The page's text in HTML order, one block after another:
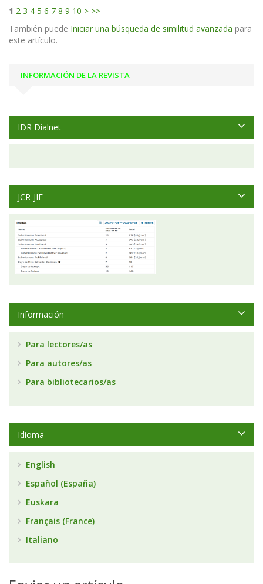
1 2 3 4 5 6 7 8 9 10 > >>
También puede Iniciar una búsqueda de similitud avanzada para
este artículo.
INFORMACIÓN DE LA REVISTA
IDR Dialnet
JCR-JIF
Información
Para lectores/as
Para autores/as
Para bibliotecarios/as
Idioma
English
Español (España)
Euskara
Français (France)
Italiano